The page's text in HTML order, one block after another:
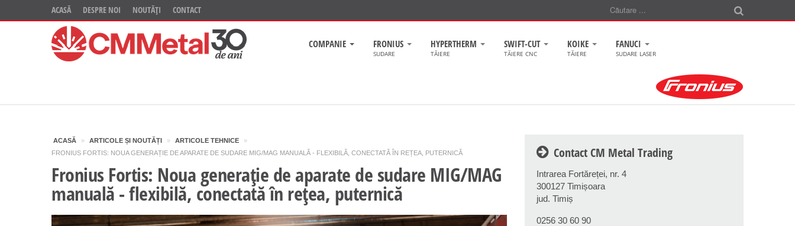
ACASĂ DESPRE NOI NOUTĂȚI CONTACT
COMPANIE FRONIUS
SUDARE
HYPERTHERM
TĂIERE
SWIFT-CUT
TĂIERE CNC
KOIKE
TĂIERE
FANUCI
SUDARE LASER
ACASĂ » ARTICOLE ȘI NOUTĂȚI » ARTICOLE TEHNICE
»
FRONIUS FORTIS: NOUA GENERAȚIE DE APARATE DE SUDARE MIG/MAG MANUALĂ - FLEXIBILĂ, CONECTATĂ ÎN REȚEA, PUTERNICĂ
Fronius Fortis: Noua generație de aparate de sudare MIG/MAG
manuală - flexibilă, conectată în rețea, puternică
Contact CM Metal Trading
Intrarea Fortăreței, nr. 4
300127 Timișoara
jud. Timiș
0256 30 60 90